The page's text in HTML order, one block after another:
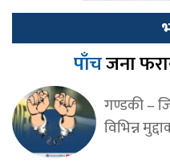
पाँचजना
गण्डकी –
विभिन्न